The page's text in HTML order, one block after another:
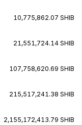
10,775,862.07 SHIB
21,551,724.14 SHIB
107,758,620.69 SHIB
215,517,241.38 SHIB
2,155,172,413.79 SHIB